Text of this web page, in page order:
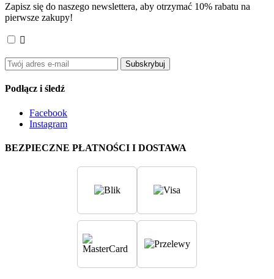
Zapisz się do naszego newslettera, aby otrzymać 10% rabatu na
pierwsze zakupy!

Subskrybuj
Podłącz i śledź
Facebook
Instagram
BEZPIECZNE PŁATNOŚCI I DOSTAWA